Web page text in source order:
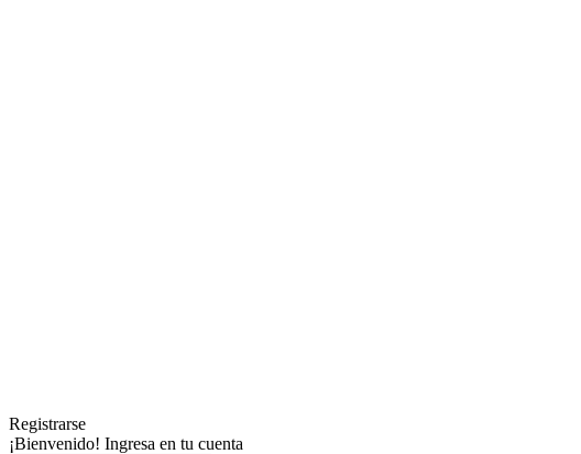
Registrarse
¡Bienvenido! Ingresa en tu cuenta